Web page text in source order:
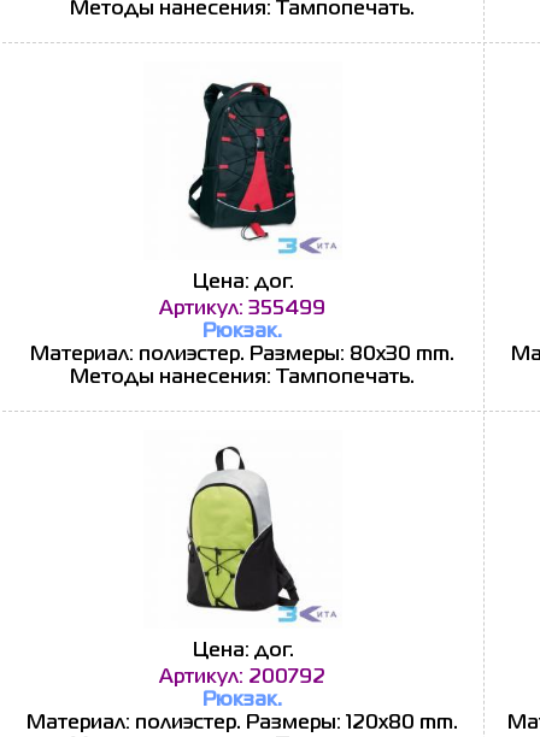
Методы нанесения: Тампопечать.
Цена: дог.
Артикул: 355499
Рюкзак.
Материал: полиэстер. Размеры: 80x30 mm.
Методы нанесения: Тампопечать.
Цена: дог.
Артикул: 200792
Рюкзак.
Материал: полиэстер. Размеры: 120x80 mm.